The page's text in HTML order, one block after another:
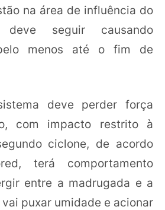
na área de influência do
seguir causando
menos até o fim de
deve perder força
com impacto restrito à
ciclone, de acordo
terá comportamento
entre a madrugada e a
puxar umidade e acionar